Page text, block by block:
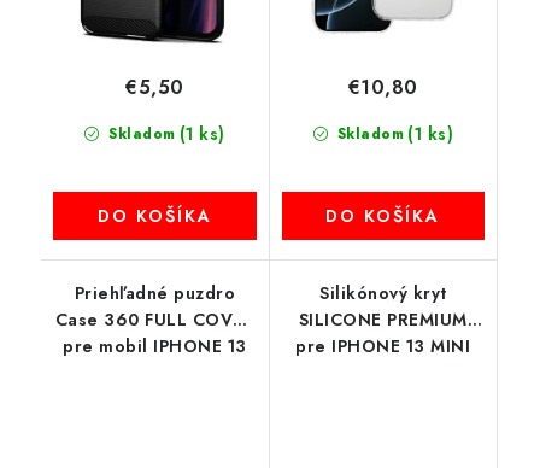
Skladom (1 ks)
€5,50
DO KOŠÍKA
Skladom (1 ks)
€10,80
DO KOŠÍKA
Priehľadné puzdro
Case 360 FULL COVER
pre mobil IPHONE 13
Silikónový kryt
SILICONE PREMIUM
pre IPHONE 13 MINI